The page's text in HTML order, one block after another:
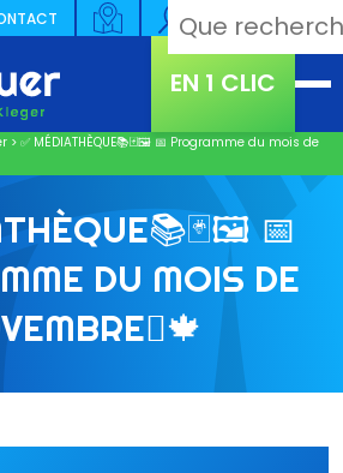
EN 1 CLIC
> ✅​ MÉDIATHÈQUE📚🃏🖼️​ 📅 Programme du mois de
📅
DU MOIS DE